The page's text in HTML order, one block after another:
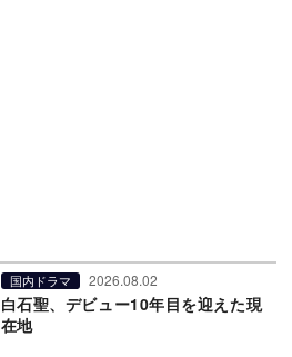
国内ドラマ 2026.08.02
白石聖、デビュー10年目を迎えた現
在地